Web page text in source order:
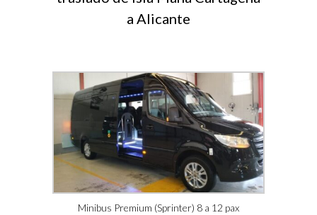
a Alicante
Minibus Premium (Sprinter) 8 a 12 pax